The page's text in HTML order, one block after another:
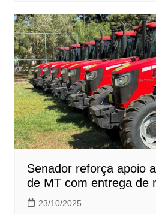
Senador reforça apoio
de MT com entrega de
23/10/2025